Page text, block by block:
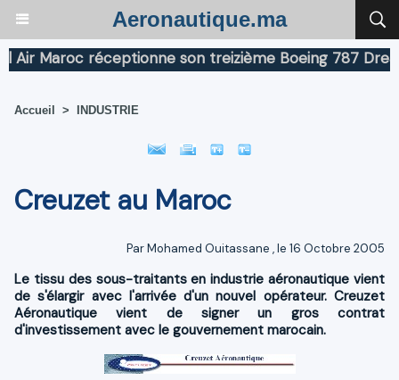
Aeronautique.ma
Maroc réceptionne son treizième Boeing 787
Accueil > INDUSTRIE
Creuzet au Maroc
ParMohamed Ouitassane , le 16 Octobre 2005
Le tissu des sous-traitants en industrie aéronautique vient
de s'élargir avec l'arrivée d'un nouvel opérateur. Creuzet
Aéronautique vient de signer un gros contrat
d'investissement avec le gouvernement marocain.